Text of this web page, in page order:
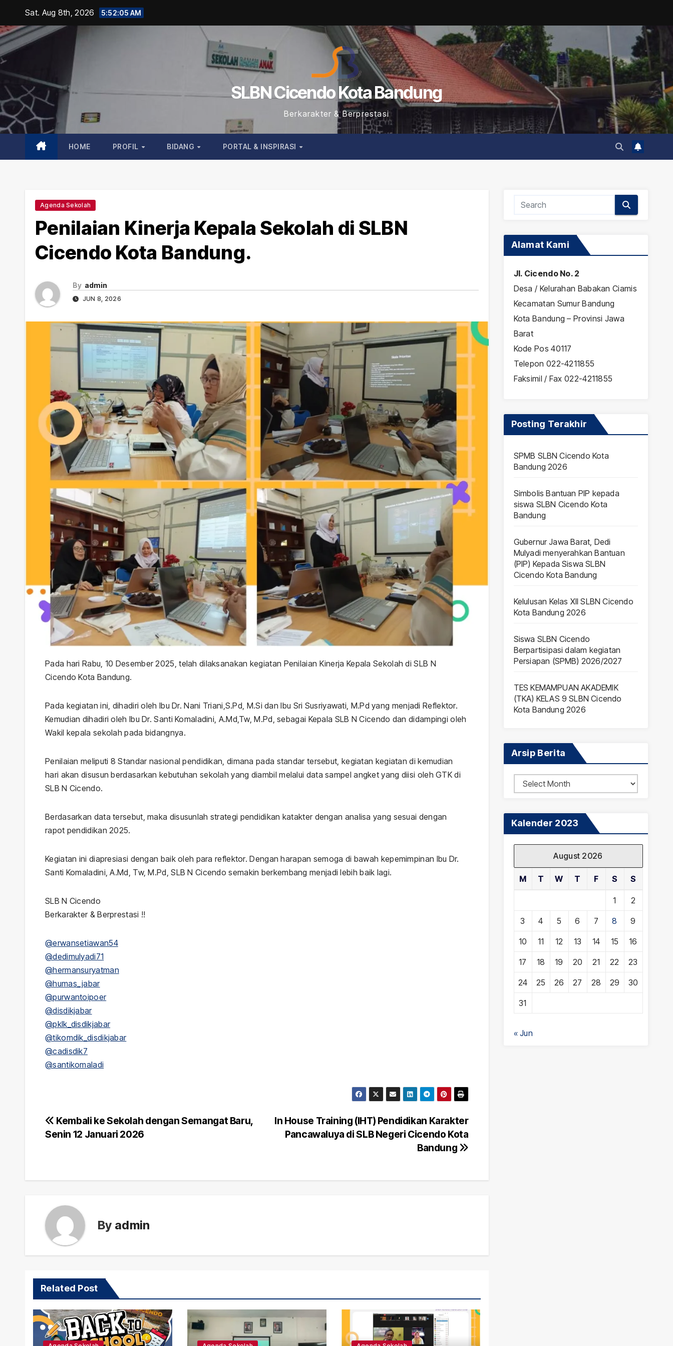
content
Sat. Aug 8th, 2026 5:52:06 AM
SLBN Cicendo Kota Bandung
Berkarakter & Berprestasi
HOME PROFIL BIDANG PORTAL & INSPIRASI
Agenda Sekolah
Penilaian Kinerja Kepala Sekolah di SLBN
Cicendo Kota Bandung.
By admin
JUN 8, 2026
Pada hari Rabu, 10 Desember 2025, telah dilaksanakan kegiatan Penilaian Kinerja Kepala Sekolah di SLB N
Cicendo Kota Bandung.
Pada kegiatan ini, dihadiri oleh Ibu Dr. Nani Triani,S.Pd, M.Si dan Ibu Sri Susriyawati, M.Pd yang menjadi Reflektor.
Kemudian dihadiri oleh Ibu Dr. Santi Komaladini, A.Md,Tw, M.Pd, sebagai Kepala SLB N Cicendo dan didampingi oleh
Wakil kepala sekolah pada bidangnya.
Penilaian meliputi 8 Standar nasional pendidikan, dimana pada standar tersebut, kegiatan kegiatan di kemudian
hari akan disusun berdasarkan kebutuhan sekolah yang diambil melalui data sampel angket yang diisi oleh GTK di
SLB N Cicendo.
Berdasarkan data tersebut, maka disusunlah strategi pendidikan katakter dengan analisa yang sesuai dengan
rapot pendidikan 2025.
Kegiatan ini diapresiasi dengan baik oleh para reflektor. Dengan harapan semoga di bawah kepemimpinan Ibu Dr.
Santi Komaladini, A.Md, Tw, M.Pd, SLB N Cicendo semakin berkembang menjadi lebih baik lagi.
SLB N Cicendo
Berkarakter & Berprestasi !!
@erwansetiawan54
@dedimulyadi71
@hermansuryatman
@humas_jabar
@purwantoipoer
@disdikjabar
@pklk_disdikjabar
@tikomdik_disdikjabar
@cadisdik7
@santikomaladi
Post
In House Training (IHT) Pendidikan Karakter
Pancawaluya di SLB Negeri Cicendo Kota
Bandung
Kembali ke Sekolah dengan Semangat Baru,
Senin 12 Januari 2026
By admin
Related Post
Alamat Kami
Jl. Cicendo No. 2
Desa / Kelurahan Babakan Ciamis
Kecamatan Sumur Bandung
Kota Bandung – Provinsi Jawa
Barat
Kode Pos 40117
Telepon 022-4211855
Faksimil / Fax 022-4211855
Posting Terakhir
SPMB SLBN Cicendo Kota
Bandung 2026
Simbolis Bantuan PIP kepada
siswa SLBN Cicendo Kota
Bandung
Gubernur Jawa Barat, Dedi
Mulyadi menyerahkan Bantuan
(PIP) Kepada Siswa SLBN
Cicendo Kota Bandung
Kelulusan Kelas XII SLBN Cicendo
Kota Bandung 2026
Siswa SLBN Cicendo
Berpartisipasi dalam kegiatan
Persiapan (SPMB) 2026/2027
TES KEMAMPUAN AKADEMIK
(TKA) KELAS 9 SLBN Cicendo
Kota Bandung 2026
Arsip Berita
Arsip
Berita
Kalender 2023
August 2026
M T W T F S S
1 2
3 4 5 6 7 8 9
10 11 12 13 14 15 16
17 18 19 20 21 22 23
24 25 26 27 28 29 30
31
« Jun